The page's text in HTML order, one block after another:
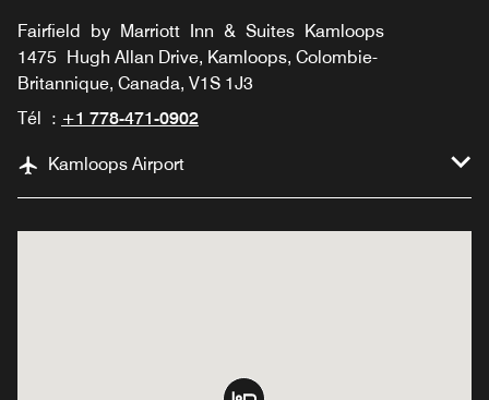
Fairfield by Marriott Inn & Suites Kamloops
1475 Hugh Allan Drive, Kamloops, Colombie-
Britannique, Canada, V1S 1J3
Tél : +1 778-471-0902
Kamloops Airport